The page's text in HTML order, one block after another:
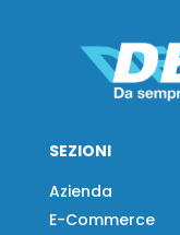
SEZIONI
Azienda
E-Commerce